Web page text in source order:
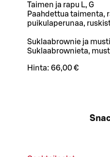
Taimen ja rapu L, G
Paahdettua taimenta,
puikulaperunaa,
Suklaabrownie ja
Suklaabrownieta,
Hinta: 66,00 €